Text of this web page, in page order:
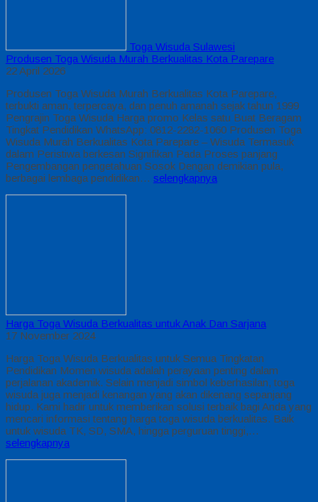
Toga Wisuda Sulawesi
Produsen Toga Wisuda Murah Berkualitas Kota Parepare
22 April 2026
Produsen Toga Wisuda Murah Berkualitas Kota Parepare,
terbukti aman, terpercaya, dan penuh amanah sejak tahun 1999
Pengrajin Toga Wisuda Harga promo Kelas satu Buat Beragam
Tingkat Pendidikan WhatsApp: 0812-2282-1060 Produsen Toga
Wisuda Murah Berkualitas Kota Parepare – Wisuda Termasuk
dalam Peristiwa berkesan Signifikan Pada Proses panjang
Pengembangan pengetahuan Sosok Dengan demikian pula,
berbagai lembaga pendidikan… selengkapnya
Harga Toga Wisuda Berkualitas untuk Anak Dan Sarjana
17 November 2024
Harga Toga Wisuda Berkualitas untuk Semua Tingkatan
Pendidikan Momen wisuda adalah perayaan penting dalam
perjalanan akademik. Selain menjadi simbol keberhasilan, toga
wisuda juga menjadi kenangan yang akan dikenang sepanjang
hidup. Kami hadir untuk memberikan solusi terbaik bagi Anda yang
mencari informasi tentang harga toga wisuda berkualitas. Baik
untuk wisuda TK, SD, SMA, hingga perguruan tinggi,…
selengkapnya